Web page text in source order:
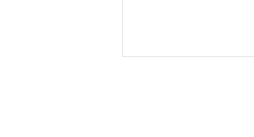
造園
園芸